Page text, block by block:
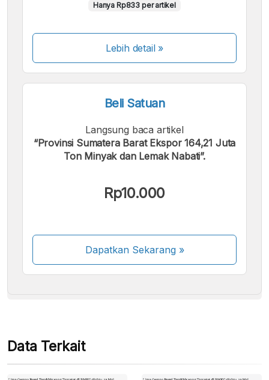
Hanya Rp833 per artikel
Lebih detail »
Beli Satuan
Langsung baca artikel
“Provinsi Sumatera Barat Ekspor 164,21 Juta
Ton Minyak dan Lemak Nabati”.
Rp10.000
Dapatkan Sekarang»
Beberapa metode pembayaran masih dalam
Data Terkait